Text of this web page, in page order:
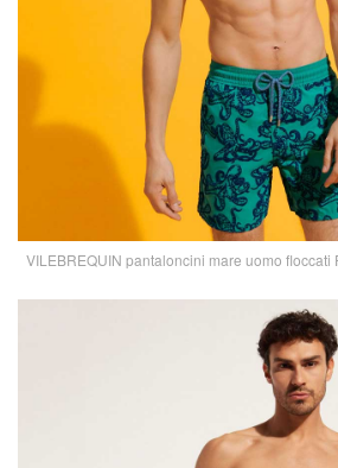
VILEBREQUIN pantaloncini mare uomo floccati